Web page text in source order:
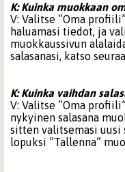
K: Kuinka muokkaan
V: Valitse ”Oma
haluamasi tiedot, ja
muokkaussivun
salasanasi, katso
K: Kuinka vaihdan
V: Valitse ”Oma
nykyinen salasana
sitten valitsemasi uusi
lopuksi ”Tallenna”